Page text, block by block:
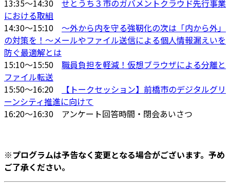
13:35～14:30 せとうち３市のガバメントクラウド先行事業
における取組
14:30～15:10 ～外から内を守る強靭化の次は「内から外」
の対策を！～メールやファイル送信による個人情報漏えいを
防ぐ最適解とは
15:10～15:50 職員負担を軽減！仮想ブラウザによる分離と
ファイル転送
15:50～16:20
【トークセッション】前橋市のデジタルグリ
ーンシティ推進に向けて
16:20～16:30 アンケート回答時間・閉会あいさつ
※プログラムは予告なく変更となる場合がございます。予め
ご了承ください。